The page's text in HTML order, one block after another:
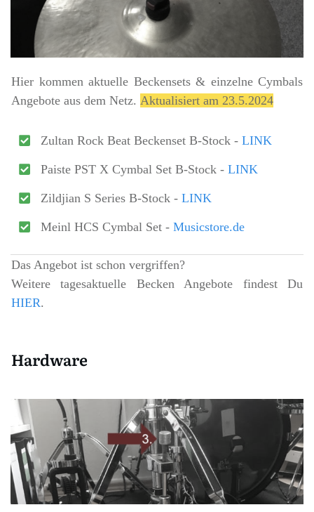
Hier kommen aktuelle Beckensets & einzelne Cymbals
Angebote aus dem Netz. Aktualisiert am 23.5.2024
Zultan Rock Beat Beckenset B-Stock - LINK
Paiste PST X Cymbal Set B-Stock - LINK
Zildjian S Series B-Stock - LINK
Meinl HCS Cymbal Set - Musicstore.de
Das Angebot ist schon vergriffen?
Weitere tagesaktuelle Becken Angebote findest Du
HIER.
Hardware